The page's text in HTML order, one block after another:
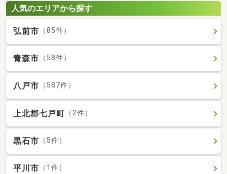
人気のエリアから探す
弘前市 （85件）
青森市 （58件）
八戸市 （587件）
上北郡七戸町 （2件）
黒石市 （5件）
平川市 （1件）